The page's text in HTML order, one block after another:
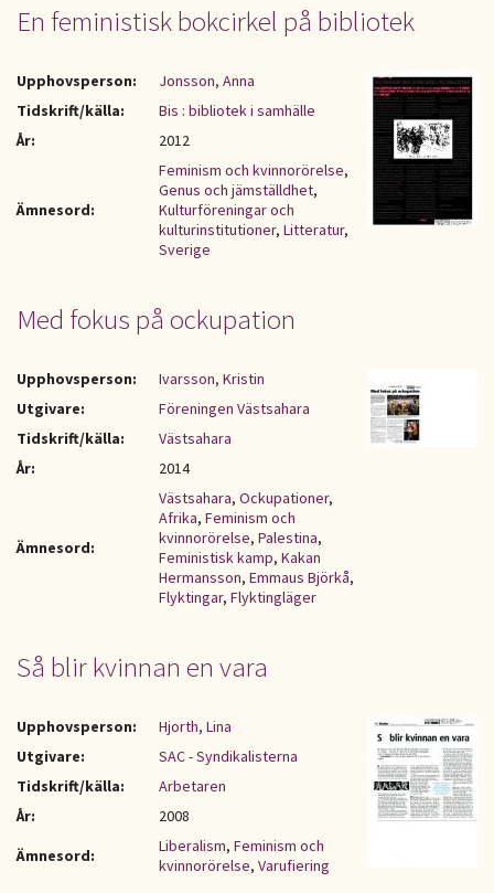
En feministisk bokcirkel på bibliotek
Upphovsperson:
Jonsson, Anna
Tidskrift/källa:
Bis : bibliotek i samhälle
År:
2012
Ämnesord:
Feminism och kvinnorörelse,
Genus och jämställdhet,
Kulturföreningar och
kulturinstitutioner, Litteratur,
Sverige
Med fokus på ockupation
Upphovsperson:
Ivarsson, Kristin
Utgivare:
Föreningen Västsahara
Tidskrift/källa:
Västsahara
År:
2014
Ämnesord:
Västsahara, Ockupationer,
Afrika, Feminism och
kvinnorörelse, Palestina,
Feministisk kamp, Kakan
Hermansson, Emmaus Björkå,
Flyktingar, Flyktingläger
Så blir kvinnan en vara
Upphovsperson:
Hjorth, Lina
Utgivare:
SAC - Syndikalisterna
Tidskrift/källa:
Arbetaren
År:
2008
Ämnesord:
Liberalism, Feminism och
kvinnorörelse, Varufiering